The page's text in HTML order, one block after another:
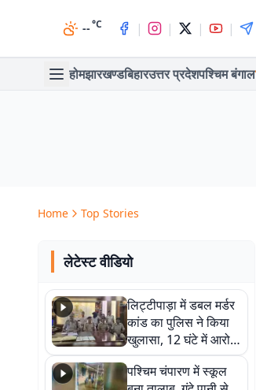
--°C | | | |
होमझारखण्डबिहारउत्तर प्रदेशपश्चिम बंगाल
Home Top Stories
लेटेस्ट वीडियो
लिट्टीपाड़ा में डबल मर्डर
कांड का पुलिस ने किया
खुलासा, 12 घंटे में आरोपी
गिरफ्तार
पश्चिम चंपारण में स्कूल